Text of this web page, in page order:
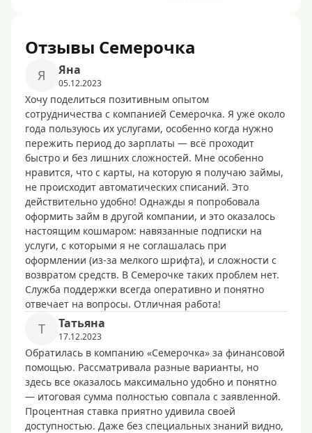
Отзывы Семерочка
Я Яна
05.12.2023
Хочу поделиться позитивным опытом
сотрудничества с компанией Семерочка. Я уже около
года пользуюсь их услугами, особенно когда нужно
пережить период до зарплаты — всё проходит
быстро и без лишних сложностей. Мне особенно
нравится, что с карты, на которую я получаю займы,
не происходит автоматических списаний. Это
действительно удобно! Однажды я попробовала
оформить займ в другой компании, и это оказалось
настоящим кошмаром: навязанные подписки на
услуги, с которыми я не соглашалась при
оформлении (из-за мелкого шрифта), и сложности с
возвратом средств. В Семерочке таких проблем нет.
Служба поддержки всегда оперативно и понятно
отвечает на вопросы. Отличная работа!
Т Татьяна
17.12.2023
Обратилась в компанию «Семерочка» за финансовой
помощью. Рассматривала разные варианты, но
здесь все оказалось максимально удобно и понятно
— итоговая сумма полностью совпала с заявленной.
Процентная ставка приятно удивила своей
доступностью. Даже без специальных знаний видно,